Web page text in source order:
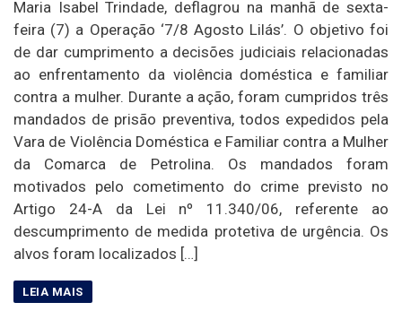
Maria Isabel Trindade, deflagrou na manhã de sexta-
feira (7) a Operação ‘7/8 Agosto Lilás’. O objetivo foi
de dar cumprimento a decisões judiciais relacionadas
ao enfrentamento da violência doméstica e familiar
contra a mulher. Durante a ação, foram cumpridos três
mandados de prisão preventiva, todos expedidos pela
Vara de Violência Doméstica e Familiar contra a Mulher
da Comarca de Petrolina. Os mandados foram
motivados pelo cometimento do crime previsto no
Artigo 24-A da Lei nº 11.340/06, referente ao
descumprimento de medida protetiva de urgência. Os
alvos foram localizados […]